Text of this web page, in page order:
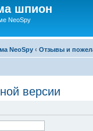
шпион
NeoSpy
NeoSpy ‹ Отзывы и
версии